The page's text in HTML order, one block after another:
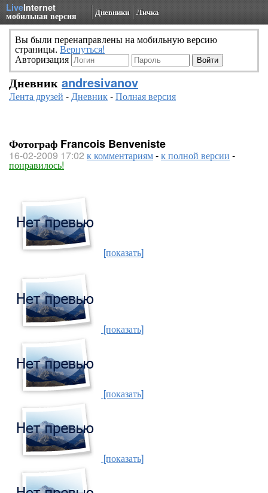
LiveInternet
мобильная версия Дневники Личка
Вы были перенаправлены на мобильную версию
страницы. Вернуться!
Авторизация
Дневник andresivanov
Лента друзей -Дневник-Полная версия
Фотограф Francois Benveniste
16-02-2009 17:02 к комментариям-к полной версии -
понравилось!
[показать]
[показать]
[показать]
[показать]